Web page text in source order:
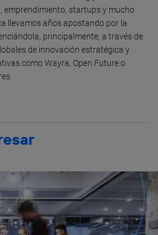
emprendimiento, startups y mucho
llevamos años apostando por la
principalmente, a través de
de innovación estratégica y
como Wayra, Open Future o